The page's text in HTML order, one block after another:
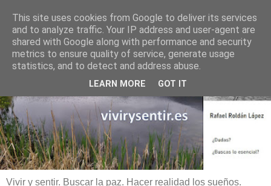
Vivir y sentir. Buscar la paz. Hacer realidad los sueños.
This site uses cookies from Google to deliver its services
and to analyze traffic. Your IP address and user-agent are
shared with Google along with performance and security
metrics to ensure quality of service, generate usage
statistics, and to detect and address abuse.
LEARN MORE GOT IT